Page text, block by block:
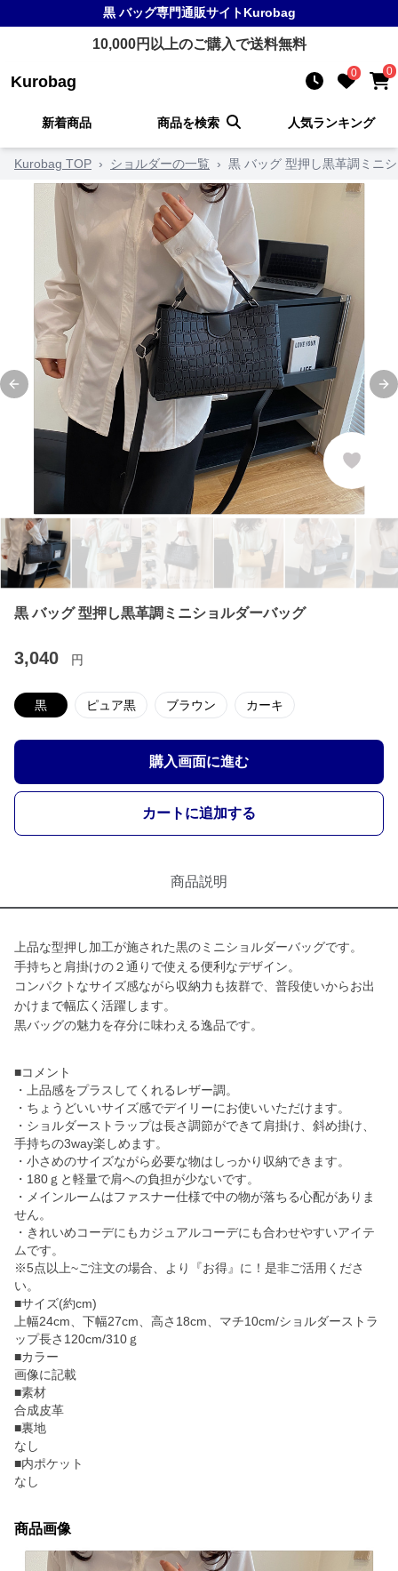
黒 バッグ専門通販サイトKurobag
10,000円以上のご購入で送料無料
Kurobag 0 0
新着商品 商品を検索 人気ランキング
Kurobag TOP › ショルダーの一覧 › 黒 バッグ 型押し黒革調ミニ
Previous slide
黒 バッグ 型押し黒革調ミニショルダーバッグ
3,040 円
黒 ピュア黒 ブラウン カーキ
購入画面に進む
カートに追加する
商品説明
上品な型押し加工が施された黒のミニショルダーバッグです。
手持ちと肩掛けの２通りで使える便利なデザイン。
コンパクトなサイズ感ながら収納力も抜群で、普段使いからお出
かけまで幅広く活躍します。
黒バッグの魅力を存分に味わえる逸品です。
■コメント
・上品感をプラスしてくれるレザー調。
・ちょうどいいサイズ感でデイリーにお使いいただけます。
・ショルダーストラップは長さ調節ができて肩掛け、斜め掛け、
手持ちの3way楽しめます。
・小さめのサイズながら必要な物はしっかり収納できます。
・180ｇと軽量で肩への負担が少ないです。
・メインルームはファスナー仕様で中の物が落ちる心配がありま
せん。
・きれいめコーデにもカジュアルコーデにも合わせやすいアイテ
ムです。
※5点以上~ご注文の場合、より『お得』に！是非ご活用くださ
い。
■サイズ(約cm)
上幅24cm、下幅27cm、高さ18cm、マチ10cm/ショルダーストラ
ップ長さ120cm/310ｇ
■カラー
画像に記載
■素材
合成皮革
■裏地
なし
■内ポケット
なし
商品画像